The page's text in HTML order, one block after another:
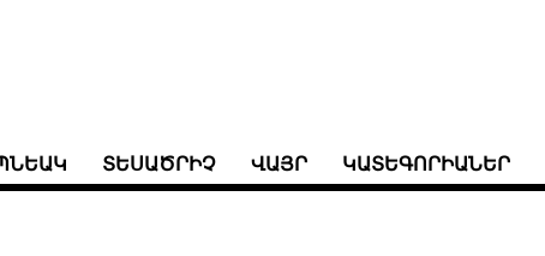
ՏԵՍԱԾՐԻՉ ՎԱՅՐ ԿԱՏԵԳՈՐԻԱՆԵՐ